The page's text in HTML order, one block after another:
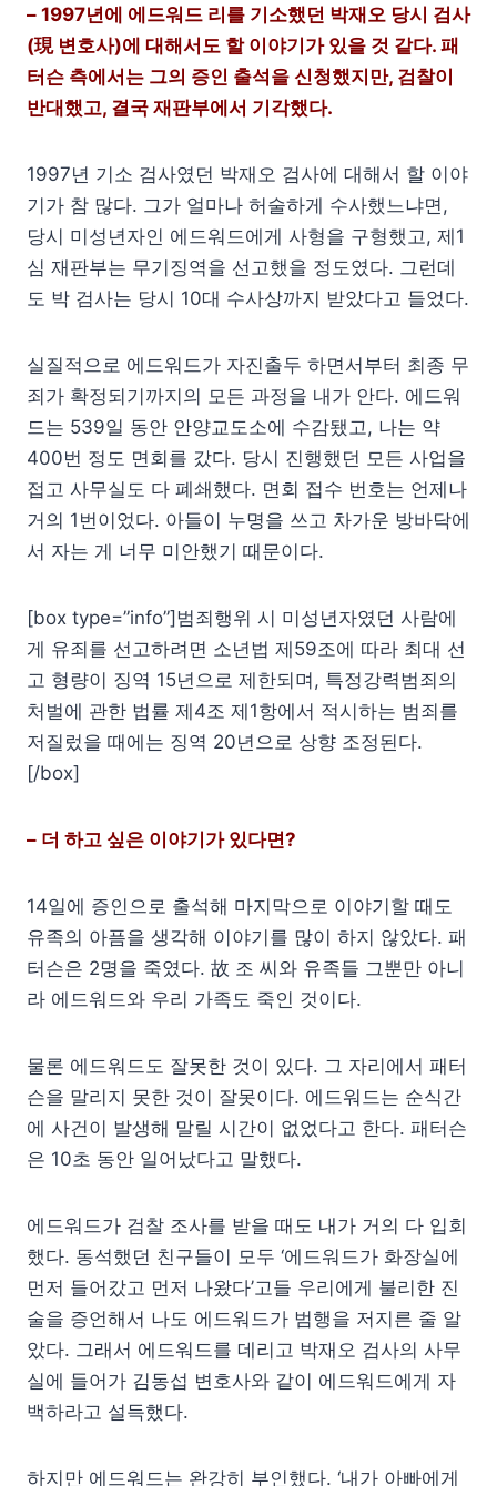
– 1997년에 에드워드 리를 기소했던 박재오 당시 검사
(現 변호사)에 대해서도 할 이야기가 있을 것 같다. 패
터슨 측에서는 그의 증인 출석을 신청했지만, 검찰이
반대했고, 결국 재판부에서 기각했다.
1997년 기소 검사였던 박재오 검사에 대해서 할 이야
기가 참 많다. 그가 얼마나 허술하게 수사했느냐면,
당시 미성년자인 에드워드에게 사형을 구형했고, 제1
심 재판부는 무기징역을 선고했을 정도였다. 그런데
도 박 검사는 당시 10대 수사상까지 받았다고 들었다.
실질적으로 에드워드가 자진출두 하면서부터 최종 무
죄가 확정되기까지의 모든 과정을 내가 안다. 에드워
드는 539일 동안 안양교도소에 수감됐고, 나는 약
400번 정도 면회를 갔다. 당시 진행했던 모든 사업을
접고 사무실도 다 폐쇄했다. 면회 접수 번호는 언제나
거의 1번이었다. 아들이 누명을 쓰고 차가운 방바닥에
서 자는 게 너무 미안했기 때문이다.
[box type=”info”]범죄행위 시 미성년자였던 사람에
게 유죄를 선고하려면 소년법 제59조에 따라 최대 선
고 형량이 징역 15년으로 제한되며, 특정강력범죄의
처벌에 관한 법률 제4조 제1항에서 적시하는 범죄를
저질렀을 때에는 징역 20년으로 상향 조정된다.
[/box]
– 더 하고 싶은 이야기가 있다면?
14일에 증인으로 출석해 마지막으로 이야기할 때도
유족의 아픔을 생각해 이야기를 많이 하지 않았다. 패
터슨은 2명을 죽였다. 故 조 씨와 유족들 그뿐만 아니
라 에드워드와 우리 가족도 죽인 것이다.
물론 에드워드도 잘못한 것이 있다. 그 자리에서 패터
슨을 말리지 못한 것이 잘못이다. 에드워드는 순식간
에 사건이 발생해 말릴 시간이 없었다고 한다. 패터슨
은 10초 동안 일어났다고 말했다.
에드워드가 검찰 조사를 받을 때도 내가 거의 다 입회
했다. 동석했던 친구들이 모두 ‘에드워드가 화장실에
먼저 들어갔고 먼저 나왔다’고들 우리에게 불리한 진
술을 증언해서 나도 에드워드가 범행을 저지른 줄 알
았다. 그래서 에드워드를 데리고 박재오 검사의 사무
실에 들어가 김동섭 변호사와 같이 에드워드에게 자
백하라고 설득했다.
하지만 에드워드는 완강히 부인했다. ‘내가 아빠에게